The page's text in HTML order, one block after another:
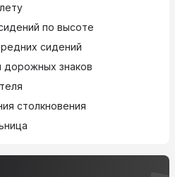
по высоте
сидений
дорожных знаков
столкновения